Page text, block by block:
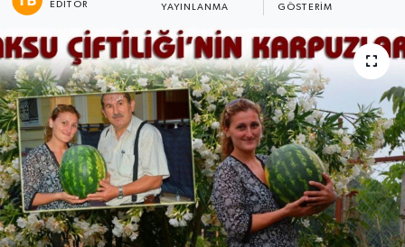
EDITÖR YAYINLANMA GÖSTERIM